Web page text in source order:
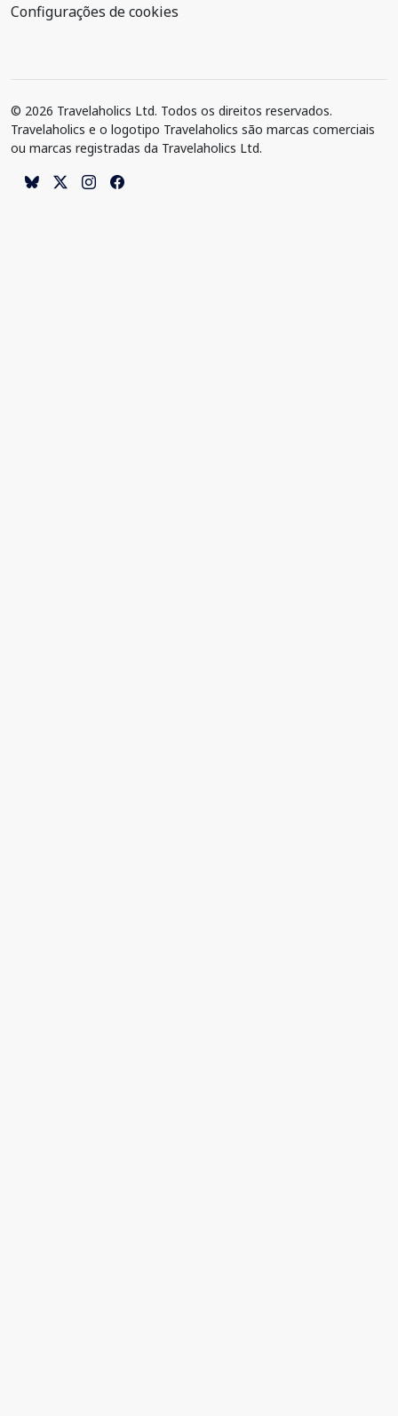
Configurações de cookies
© 2026 Travelaholics Ltd. Todos os direitos reservados.
Travelaholics e o logotipo Travelaholics são marcas comerciais
ou marcas registradas da Travelaholics Ltd.